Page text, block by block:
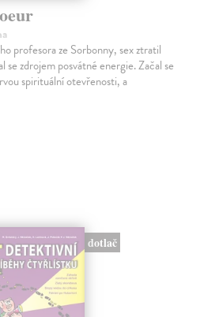
profesora ze Sorbonny, sex ztratil
se zdrojem posvátné energie. Začal se
spirituální otevřenosti, a
dotlač